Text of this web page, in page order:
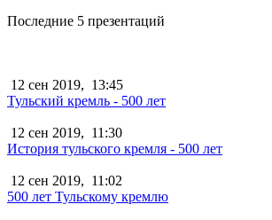
Последние 5 презентаций
12 сен 2019, 13:45
Тульский кремль - 500 лет
12 сен 2019, 11:30
История тульского кремля - 500 лет
12 сен 2019, 11:02
500 лет Тульскому кремлю